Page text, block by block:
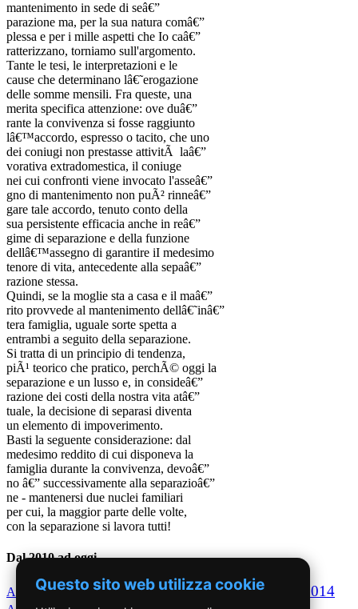
mantenimento in sede di seâ€”
parazione ma, per la sua natura comâ€”
plessa e per i mille aspetti che Io caâ€”
ratterizzano, torniamo sull'argomento.
Tante le tesi, le interpretazioni e le
cause che determinano lâ€˜erogazione
delle somme mensili. Fra queste, una
merita specifica attenzione: ove duâ€”
rante la convivenza si fosse raggiunto
lâ€™accordo, espresso o tacito, che uno
dei coniugi non prestasse attivitÃ laâ€”
vorativa extradomestica, il coniuge
nei cui confronti viene invocato l'asseâ€”
gno di mantenimento non puÃ² rinneâ€”
gare tale accordo, tenuto conto della
sua persistente efficacia anche in reâ€”
gime di separazione e della funzione
dellâ€™assegno di garantire iI medesimo
tenore di vita, antecedente alla sepaâ€”
razione stessa.
Quindi, se la moglie sta a casa e il maâ€”
rito provvede al mantenimento dellâ€˜inâ€”
tera famiglia, uguale sorte spetta a
entrambi a seguito della separazione.
Si tratta di un principio di tendenza,
piÃ¹ teorico che pratico, perchÃ© oggi la
separazione e un lusso e, in consideâ€”
razione dei costi della nostra vita atâ€”
tuale, la decisione di separasi diventa
un elemento di impoverimento.
Basti la seguente considerazione: dal
medesimo reddito di cui disponeva la
famiglia durante la convivenza, devoâ€”
no â€” successivamente alla separazioâ€”
ne - mantenersi due nuclei familiari
per cui, la maggior parte delle volte,
con la separazione si lavora tutti!
Dal 2010 ad oggi
Anno2010Anno2011Anno2012Anno2013 2014
Questo sito web utilizza cookie